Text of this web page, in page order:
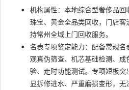
机构属性：本地综合型奢侈品回
珠宝、黄金全品类回收，门店
持常州全域上门回收服务。
名表专项鉴定能力：配备常规
观真伪筛查、机芯基础检测、
验、走时功能测试。专项短板
显拆修进水、严重磨损变形，